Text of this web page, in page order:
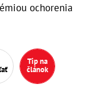
ochorenia
Tip na
článok